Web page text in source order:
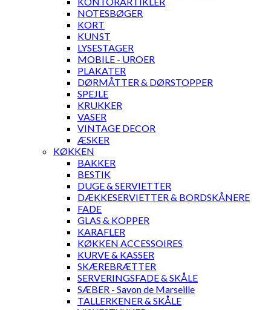
NOTESBØGER
KORT
KUNST
LYSESTAGER
MOBILE - UROER
PLAKATER
DØRMÅTTER & DØRSTOPPER
SPEJLE
KRUKKER
VASER
VINTAGE DECOR
ÆSKER
KØKKEN
BAKKER
BESTIK
DUGE & SERVIETTER
DÆKKESERVIETTER & BORDSKÅNERE
FADE
GLAS & KOPPER
KARAFLER
KØKKEN ACCESSOIRES
KURVE & KASSER
SKÆREBRÆTTER
SERVERINGSFADE & SKÅLE
SÆBER - Savon de Marseille
TALLERKENER & SKÅLE